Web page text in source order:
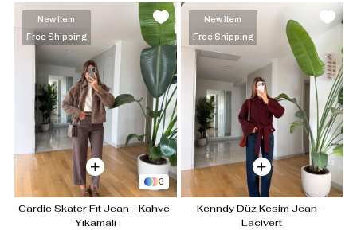
3
Cardie Skater Fıt Jean - Kahve
Yıkamalı
New Item
Free Shipping
Kenndy Düz Kesim Jean -
Lacivert
New Item
Free Shipping